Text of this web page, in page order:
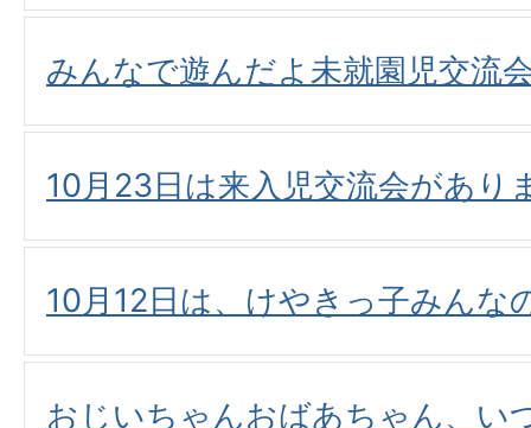
みんなで遊んだよ未就園児交流
10月23日は来入児交流会があり
10月12日は、けやきっ子みんな
おじいちゃんおばあちゃん、い